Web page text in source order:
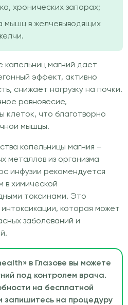
хронических запорах;
мышц в желчевыводящих
капельниц магний дает
эффект, активно
снижает нагрузку на почки.
равновесие,
клеток, что благотворно
мышцы.
капельницы магния –
металлов из организма
инфузии рекомендуется
химической
токсинами. Это
которая может
заболеваний и
в Глазове вы можете
под контролем врача.
на бесплатной
запишитесь на процедуру